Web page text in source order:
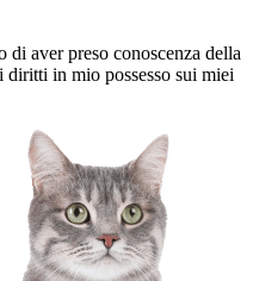
aver preso conoscenza della
diritti in mio possesso sui miei